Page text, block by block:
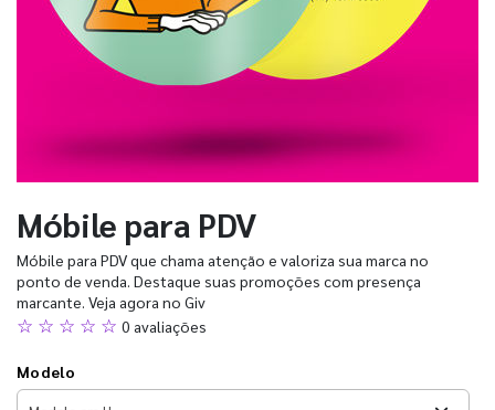
Móbile para PDV
Móbile para PDV que chama atenção e valoriza sua marca no
ponto de venda. Destaque suas promoções com presença
marcante. Veja agora no Giv
☆ ☆ ☆ ☆ ☆ 0 avaliações
Modelo